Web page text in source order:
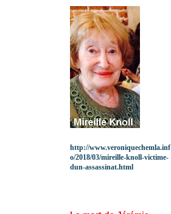
http://www.veroniquechemla.inf
o/2018/03/mireille-knoll-victime-
dun-assassinat.html